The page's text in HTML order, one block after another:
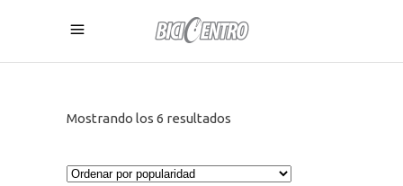
Mostrando los 6 resultados